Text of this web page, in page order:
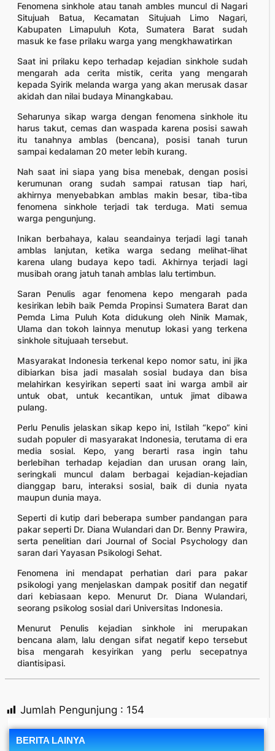
Fenomena sinkhole atau tanah ambles muncul di Nagari
Situjuah Batua, Kecamatan Situjuah Limo Nagari,
Kabupaten Limapuluh Kota, Sumatera Barat sudah
masuk ke fase prilaku warga yang mengkhawatirkan
Saat ini prilaku kepo terhadap kejadian sinkhole sudah
mengarah ada cerita mistik, cerita yang mengarah
kepada Syirik melanda warga yang akan merusak dasar
akidah dan nilai budaya Minangkabau.
Seharunya sikap warga dengan fenomena sinkhole itu
harus takut, cemas dan waspada karena posisi sawah
itu tanahnya amblas (bencana), posisi tanah turun
sampai kedalaman 20 meter lebih kurang.
Nah saat ini siapa yang bisa menebak, dengan posisi
kerumunan orang sudah sampai ratusan tiap hari,
akhirnya menyebabkan amblas makin besar, tiba-tiba
fenomena sinkhole terjadi tak terduga. Mati semua
warga pengunjung.
Inikan berbahaya, kalau seandainya terjadi lagi tanah
amblas lanjutan, ketika warga sedang melihat-lihat
karena ulang budaya kepo tadi. Akhirnya terjadi lagi
musibah orang jatuh tanah amblas lalu tertimbun.
Saran Penulis agar fenomena kepo mengarah pada
kesirikan lebih baik Pemda Propinsi Sumatera Barat dan
Pemda Lima Puluh Kota didukung oleh Ninik Mamak,
Ulama dan tokoh lainnya menutup lokasi yang terkena
sinkhole situjuaah tersebut.
Masyarakat Indonesia terkenal kepo nomor satu, ini jika
dibiarkan bisa jadi masalah sosial budaya dan bisa
melahirkan kesyirikan seperti saat ini warga ambil air
untuk obat, untuk kecantikan, untuk jimat dibawa
pulang.
Perlu Penulis jelaskan sikap kepo ini, Istilah “kepo” kini
sudah populer di masyarakat Indonesia, terutama di era
media sosial. Kepo, yang berarti rasa ingin tahu
berlebihan terhadap kejadian dan urusan orang lain,
seringkali muncul dalam berbagai kejadian-kejadian
dianggap baru, interaksi sosial, baik di dunia nyata
maupun dunia maya.
Seperti di kutip dari beberapa sumber pandangan para
pakar seperti Dr. Diana Wulandari dan Dr. Benny Prawira,
serta penelitian dari Journal of Social Psychology dan
saran dari Yayasan Psikologi Sehat.
Fenomena ini mendapat perhatian dari para pakar
psikologi yang menjelaskan dampak positif dan negatif
dari kebiasaan kepo. Menurut Dr. Diana Wulandari,
seorang psikolog sosial dari Universitas Indonesia.
Menurut Penulis kejadian sinkhole ini merupakan
bencana alam, lalu dengan sifat negatif kepo tersebut
bisa mengarah kesyirikan yang perlu secepatnya
diantisipasi.
Jumlah Pengunjung : 154
BERITA LAINYA